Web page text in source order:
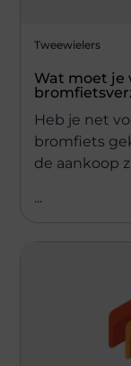
Tweewielers
Wat moet je
Heb je net
bromfiets
de aankoop
...